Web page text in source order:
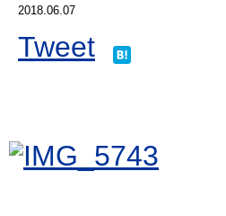
2018.06.07
Tweet